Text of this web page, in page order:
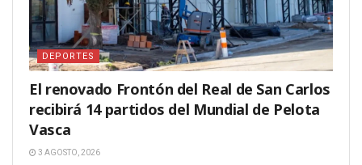
DEPORTES
El renovado Frontón del Real de San Carlos
recibirá 14 partidos del Mundial de Pelota
Vasca
3 AGOSTO, 2026